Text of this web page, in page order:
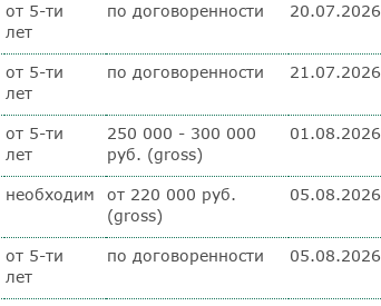
от 5-ти
лет
по договоренности 20.07.2026
от 5-ти
лет
по договоренности 21.07.2026
от 5-ти
лет
250 000 - 300 000
руб. (gross)
01.08.2026
необходим
от 220 000 руб.
(gross)
05.08.2026
от 5-ти
лет
по договоренности 05.08.2026